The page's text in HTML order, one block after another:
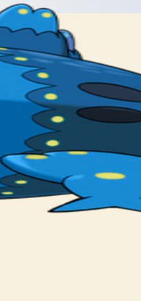
shining light attracts